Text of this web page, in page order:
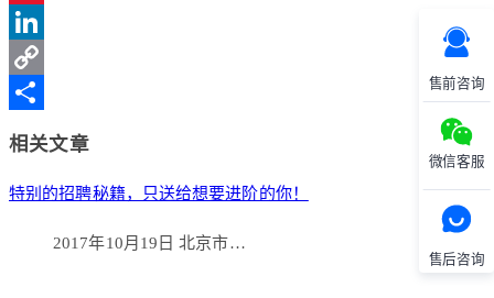
售前咨询
微信客服
售后咨询
Sina
Weibo
LinkedIn
Copy
相关文章
特别的招聘秘籍，只送给想要进阶的你！
2017年10月19日 北京市…